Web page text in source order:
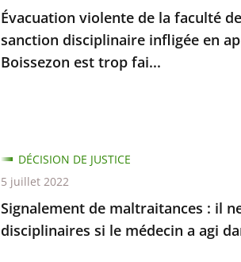
Évacuation violente de la faculté
sanction disciplinaire infligée en
Boissezon est trop fai...
Signalement de maltraitances : il
disciplinaires si le médecin a agi
DÉCISION DE JUSTICE
5 juillet 2022